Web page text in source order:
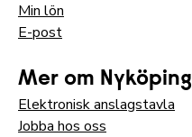
Min lön
E-post
Mer om Nyköping
Elektronisk anslagstavla
Jobba hos oss